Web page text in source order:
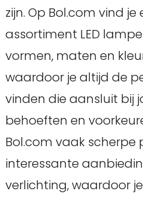
zijn. Op Bol.com vind
assortiment LED
vormen, maten en
waardoor je altijd de
vinden die aansluit bij
behoeften en
Bol.com vaak scherpe
interessante
verlichting, waardoor